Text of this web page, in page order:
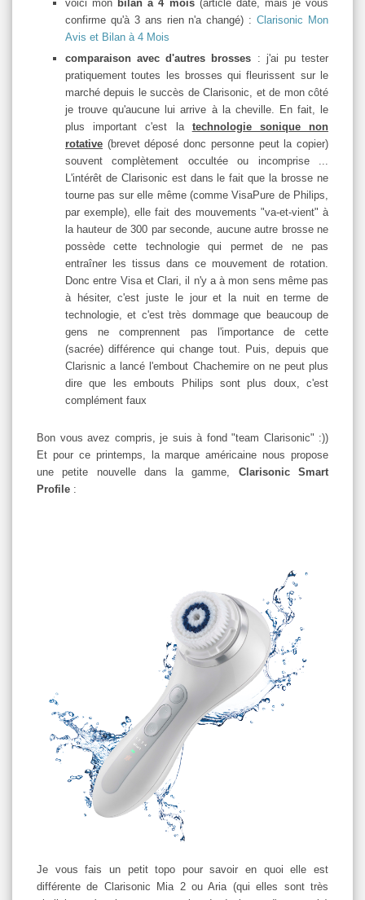
voici mon bilan à 4 mois(article date, mais je vous
confirme qu'à 3 ans rien n'a changé) :Clarisonic Mon
Avis et Bilan à 4 Mois
comparaison avec d'autres brosses : j'ai pu tester
pratiquement toutes les brosses qui fleurissent sur le
marché depuis le succès de Clarisonic, et de mon côté
je trouve qu'aucune lui arrive à la cheville. En fait, le
plus important c'est la technologie sonique non
rotative (brevet déposé donc personne peut la copier)
souvent complètement occultée ou incomprise ...
L'intérêt de Clarisonic est dans le fait que la brosse ne
tourne pas sur elle même (comme VisaPure de Philips,
par exemple), elle fait des mouvements "va-et-vient" à
la hauteur de 300 par seconde, aucune autre brosse ne
possède cette technologie qui permet de ne pas
entraîner les tissus dans ce mouvement de rotation.
Donc entre Visa et Clari, il n'y a à mon sens même pas
à hésiter, c'est juste le jour et la nuit en terme de
technologie, et c'est très dommage que beaucoup de
gens ne comprennent pas l'importance de cette
(sacrée) différence qui change tout. Puis, depuis que
Clarisnic a lancé l'embout Chachemire on ne peut plus
dire que les embouts Philips sont plus doux, c'est
complément faux
Bon vous avez compris, je suis à fond "team Clarisonic" :))
Et pour ce printemps, la marque américaine nous propose
une petite nouvelle dans la gamme, Clarisonic Smart
Profile :
Je vous fais un petit topo pour savoir en quoi elle est
différente de Clarisonic Mia 2 ou Aria (qui elles sont très